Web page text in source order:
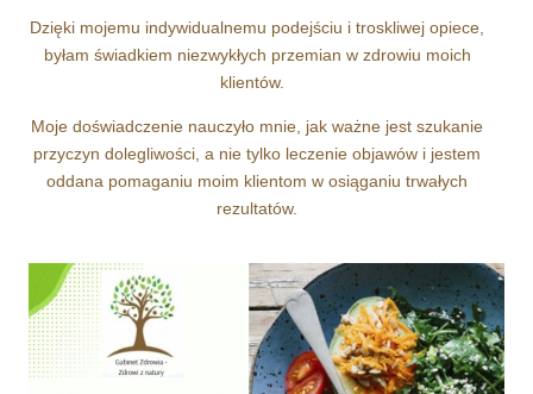
Dzięki mojemu indywidualnemu podejściu i troskliwej opiece,
byłam świadkiem niezwykłych przemian w zdrowiu moich
klientów.
Moje doświadczenie nauczyło mnie, jak ważne jest szukanie
przyczyn dolegliwości, a nie tylko leczenie objawów i jestem
oddana pomaganiu moim klientom w osiąganiu trwałych
rezultatów.